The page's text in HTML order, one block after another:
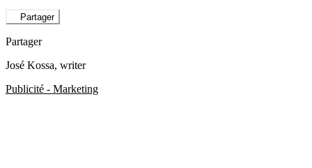
Partager
Partager
José Kossa, writer
Publicité - Marketing